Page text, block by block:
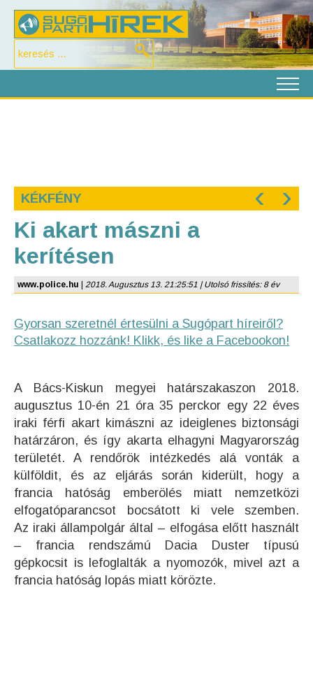
KÉKFÉNY ‹ ›
Ki akart mászni a
kerítésen
www.police.hu 2018. Augusztus 13. 21:25:51 | Utolsó frissítés: 8 év
Gyorsan szeretnél értesülni a Sugópart híreiről?
Csatlakozz hozzánk! Klikk, és like a Facebookon!
A Bács-Kiskun megyei határszakaszon 2018.
augusztus 10-én 21 óra 35 perckor egy 22 éves
iraki férfi akart kimászni az ideiglenes biztonsági
határzáron, és így akarta elhagyni Magyarország
területét. A rendőrök intézkedés alá vonták a
külföldit, és az eljárás során kiderült, hogy a
francia hatóság emberölés miatt nemzetközi
elfogatóparancsot bocsátott ki vele szemben.
Az iraki állampolgár által – elfogása előtt használt
– francia rendszámú Dacia Duster típusú
gépkocsit is lefoglalták a nyomozók, mivel azt a
francia hatóság lopás miatt körözte.